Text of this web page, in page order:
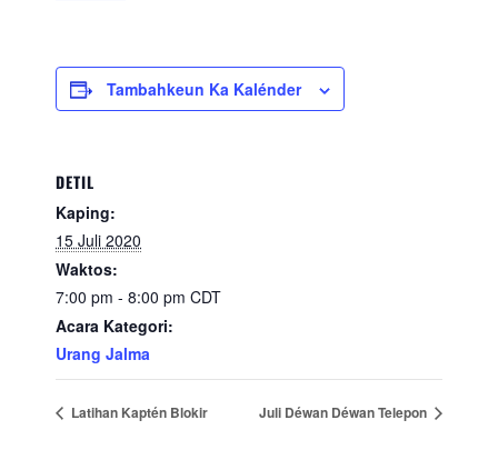
Tambahkeun Ka Kalénder
DETIL
Kaping:
15 Juli 2020
Waktos:
7:00 pm - 8:00 pm CDT
Acara Kategori:
Urang Jalma
Latihan Kaptén Blokir Juli Déwan Déwan Telepon